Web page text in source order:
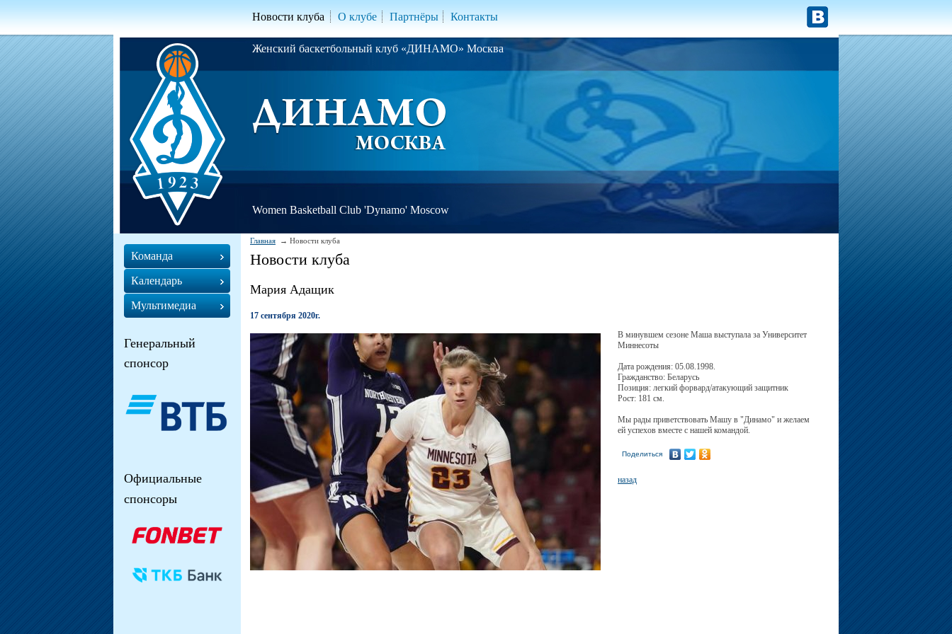
Новости клуба О клубе Партнёры Контакты
Женский баскетбольный клуб «ДИНАМО» Москва
Women Basketball Club 'Dynamo' Moscow
Главная Новости клуба
Новости клуба
Мария Адащик
17 сентября 2020г.
В минувшем сезоне Маша выступала за Университет
Миннесоты
Дата рождения: 05.08.1998.
Гражданство: Беларусь
Позиция: легкий форвард/атакующий защитник
Рост: 181 см.
Мы рады приветствовать Машу в "Динамо" и желаем
ей успехов вместе с нашей командой.
Поделиться
назад
Команда
Календарь
Мультимедиа
Генеральный
спонсор
Официальные
спонсоры